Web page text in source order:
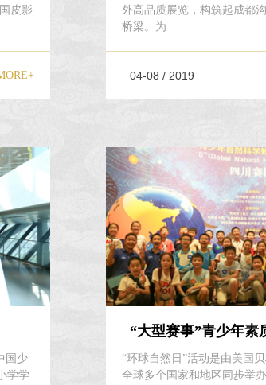
皮影
外高品质展览，构筑起成都
桥梁。为
04-08 / 2019
国少
学学
“环球自然日”活动是由美国
全球多个国家和地区同步举